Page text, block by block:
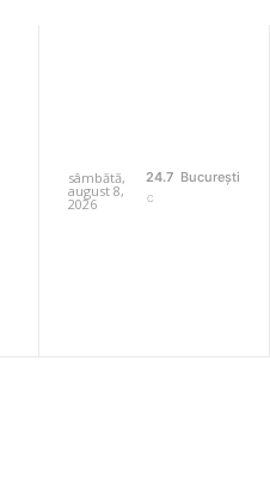
sâmbătă,
august 8,
2026
24.7
C
București